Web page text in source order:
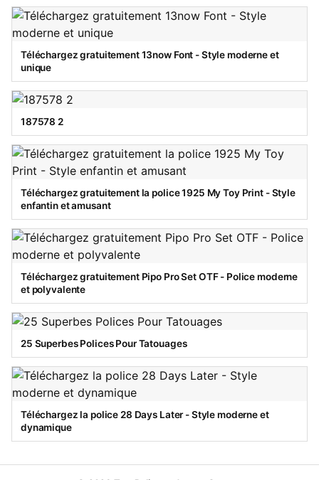
Téléchargez gratuitement 13now Font - Style moderne et
unique
187578 2
Téléchargez gratuitement la police 1925 My Toy Print - Style
enfantin et amusant
Téléchargez gratuitement Pipo Pro Set OTF - Police moderne
et polyvalente
25 Superbes Polices Pour Tatouages
Téléchargez la police 28 Days Later - Style moderne et
dynamique